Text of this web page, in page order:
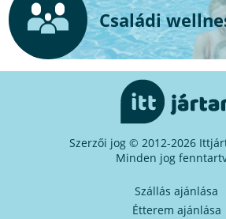
Családi
Szerzői jog © 2012-2026
Minden jog
Szállás ajánlása
Étterem ajánlása